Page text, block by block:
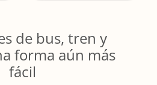
de bus, tren y
forma aún más
fácil